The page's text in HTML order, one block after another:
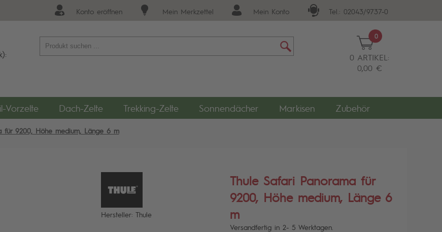
Tel.: 02043/9737-0
Mein Konto
Mein Merkzettel
Konto eröffnen
0
0 ARTIKEL:
0,00 €
Vorzelte Dach-Zelte Trekking-Zelte Sonnendächer Markisen Zubehör
für 9200, Höhe medium, Länge 6 m
Hersteller: Thule
Thule Safari Panorama für
9200, Höhe medium, Länge 6
m
Versandfertig in 2- 5 Werktagen.